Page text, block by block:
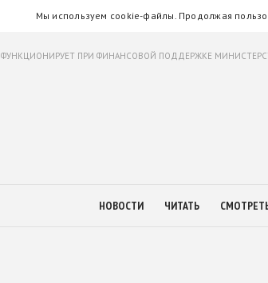
Мы используем cookie-файлы. Продолжая
ФУНКЦИОНИРУЕТ ПРИ ФИНАНСОВОЙ ПОДДЕРЖКЕ
НОВОСТИ ЧИТАТЬ